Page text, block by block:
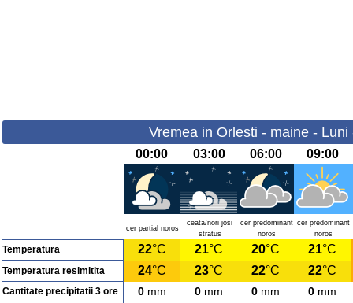
Vremea in Orlesti - maine - Luni
00:00 03:00 06:00 09:00
cer partial noros
ceata/nori josi
stratus
cer predominant
noros
cer predominant
noros
Temperatura 22°C 21°C 20°C 21°C
Temperatura resimitita 24°C 23°C 22°C 22°C
Cantitate precipitatii 3 ore 0 mm 0 mm 0 mm 0 mm